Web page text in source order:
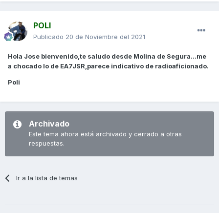
POLI
Publicado 20 de Noviembre del 2021
Hola Jose bienvenido,te saludo desde Molina de Segura...me
a chocado lo de EA7JSR,parece indicativo de radioaficionado.
Poli
Archivado
Este tema ahora está archivado y cerrado a otras
respuestas.
Ir a la lista de temas